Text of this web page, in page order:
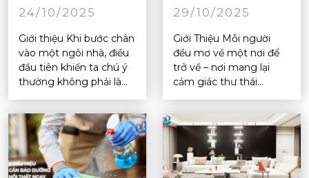
24/10/2025
Giới thiệu Khi bước chân
vào một ngôi nhà, điều
đầu tiên khiến ta chú ý
thường không phải là...
29/10/2025
Giới Thiệu Mỗi người
đều mơ về một nơi để
trở về – nơi mang lại
cảm giác thư thái...